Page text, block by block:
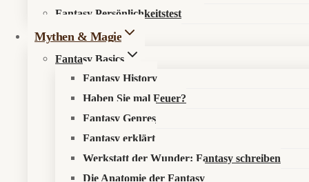
Fantasy Persönlichkeitstest
Mythen & Magie
Fantasy Basics
Fantasy History
Haben Sie mal Feuer?
Fantasy Genres
Fantasy erklärt
Werkstatt der Wunder: Fantasy schreiben
Die Anatomie der Fantasy
Spüre verborgene Pfade auf, entdecke neue Werke oder